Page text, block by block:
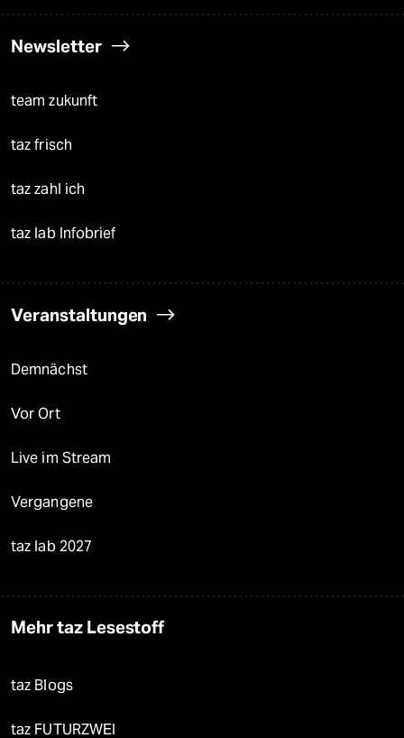
Newsletter
team zukunft
taz frisch
taz zahl ich
taz lab Infobrief
Veranstaltungen
Demnächst
Vor Ort
Live im Stream
Vergangene
taz lab 2027
Mehr taz Lesestoff
taz Blogs
taz FUTURZWEI